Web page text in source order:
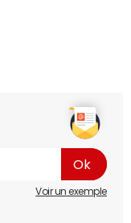
Voir un exemple